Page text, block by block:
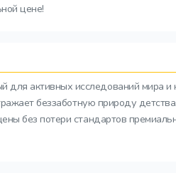
цене!
активных исследований мира и
беззаботную природу
без потери стандартов